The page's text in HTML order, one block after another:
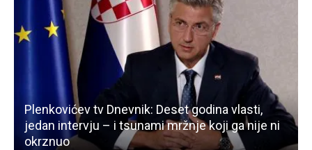
Plenkovićev tv Dnevnik: Deset godina vlasti,
jedan intervju – i tsunami mržnje koji ga nije ni
okrznuo